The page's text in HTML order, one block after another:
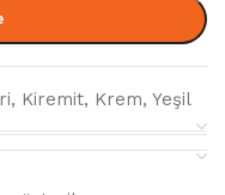
, Kiremit, Krem, Yeşil